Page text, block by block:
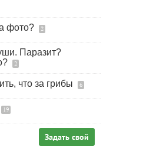
фото? 2
Паразит?
2
что за грибы 6
19
Задать свой